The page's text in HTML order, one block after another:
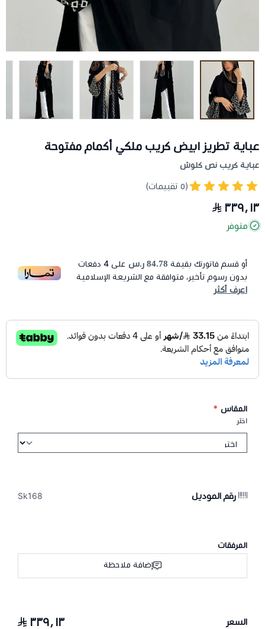
عباية تطريز ابيض كريب ملكي أكمام مفتوحة
عباية كريب نص كلوش
(٥ تقييمات)
٣٣٩٫١٣
متوفر
أو قسم فاتورتك بقيمة 84.78 ر.س على 4 دفعات
بدون رسوم تأخير، متوافقة مع الشريعة الإسلامية
اعرف أكثر
المقاس *
اختر
رقم الموديل Sk168
المرفقات
إضافة ملاحظة
السعر ٣٣٩٫١٣